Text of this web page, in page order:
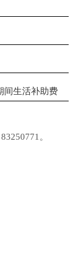
间生活补助费
83250771。